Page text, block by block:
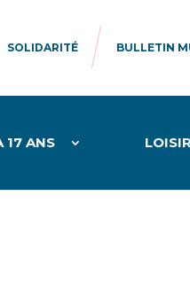
SOLIDARITÉ BULLETIN
17 ANS